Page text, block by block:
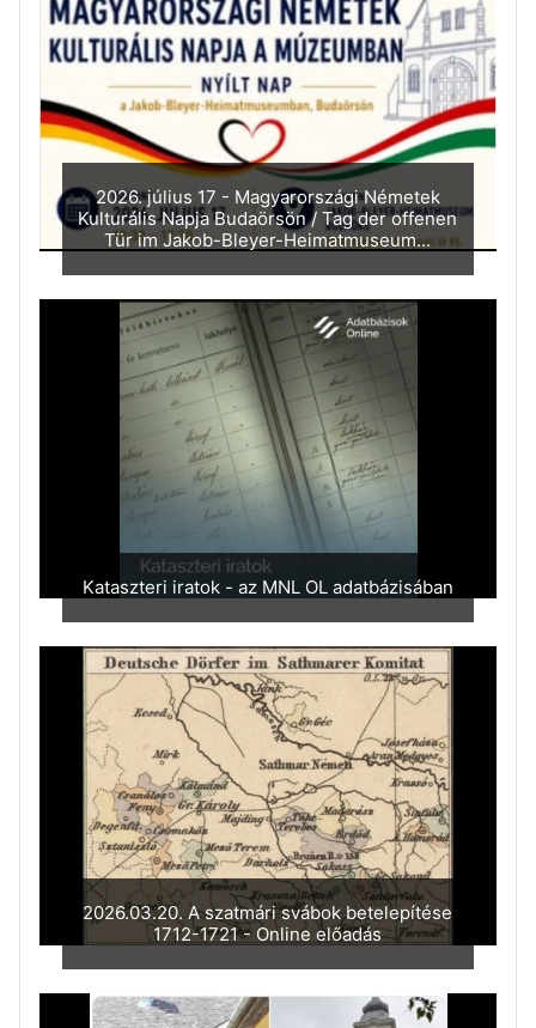
2026. július 17 - Magyarországi Németek
Kulturális Napja Budaörsön / Tag der offenen
Tür im Jakob-Bleyer-Heimatmuseum...
Kataszteri iratok - az MNL OL adatbázisában
2026.03.20. A szatmári svábok betelepítése
1712-1721 - Online előadás